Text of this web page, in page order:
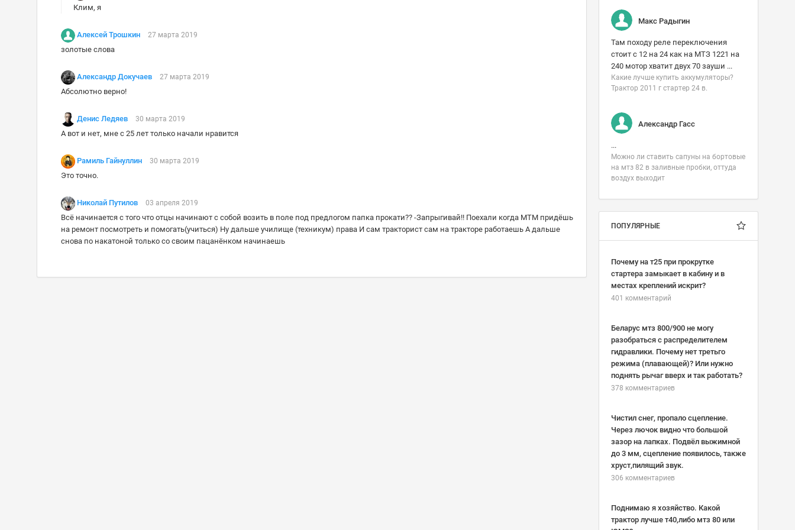
Клим, я
Алексей Трошкин 27 марта 2019
золотые слова
Александр Докучаев 27 марта 2019
Абсолютно верно!
Денис Ледяев 30 марта 2019
А вот и нет, мне с 25 лет только начали нравится
Рамиль Гайнуллин 30 марта 2019
Это точно.
Николай Путилов 03 апреля 2019
Всё начинается с того что отцы начинают с собой возить в поле под предлогом папка прокати?? -Запрыгивай!! Поехали когда МТМ придёшь
на ремонт посмотреть и помогать(учиться) Ну дальше училище (техникум) права И сам тракторист сам на тракторе работаешь А дальше
снова по накатоной только со своим пацанёнком начинаешь
Макс Радыгин
Там походу реле переключения
стоит с 12 на 24 как на МТЗ 1221 на
240 мотор хватит двух 70 зауши ...
Какие лучше купить аккумуляторы?
Трактор 2011 г стартер 24 в.
Александр Гасс
...
Можно ли ставить сапуны на бортовые
на мтз 82 в заливные пробки, оттуда
воздух выходит
ПОПУЛЯРНЫЕ
Почему на т25 при прокрутке
стартера замыкает в кабину и в
местах креплений искрит?
401 комментарий
Беларус мтз 800/900 не могу
разобраться с распределителем
гидравлики. Почему нет третьго
режима (плавающей)? Или нужно
поднять рычаг вверх и так работать?
378 комментариев
Чистил снег, пропало сцепление.
Через лючок видно что большой
зазор на лапках. Подвёл выжимной
до 3 мм, сцепление появилось, также
хруст,пилящий звук.
306 комментариев
Поднимаю я хозяйство. Какой
трактор лучше т40,либо мтз 80 или